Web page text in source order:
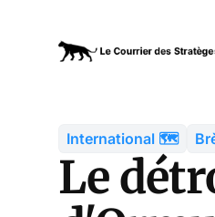
International 🗺️
Le